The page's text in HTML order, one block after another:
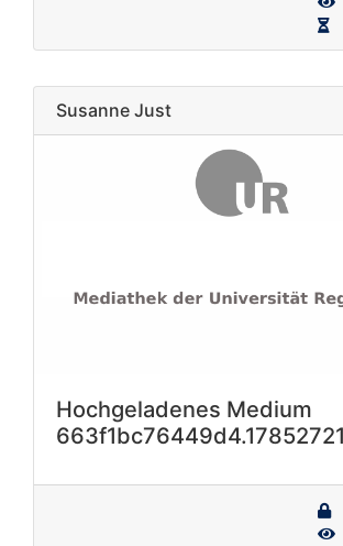
Susanne Just
Hochgeladenes Medium
663f1bc76449d4.17852721